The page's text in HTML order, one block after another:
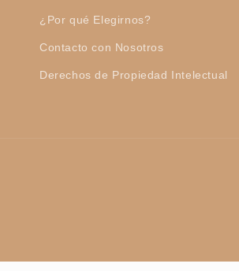
¿Por qué Elegirnos?
Contacto con Nosotros
Derechos de Propiedad Intelectual